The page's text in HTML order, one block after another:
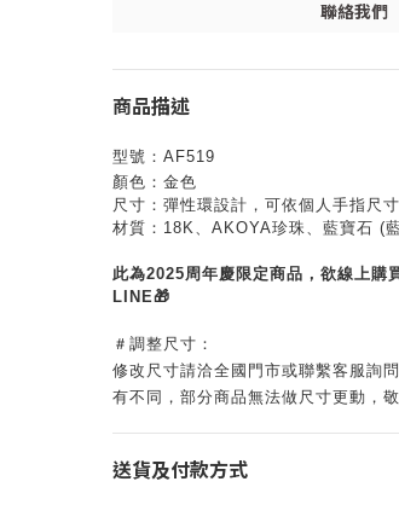
聯絡我們
商品描述
型號：AF519
顏色：金色
尺寸：彈性環設計，可依個人手指尺
材質：18K、AKOYA珍珠、藍寶石 (
此為2025周年慶限定商品，欲線上購
LINE🎁
＃調整尺寸：
修改尺寸請洽全國 門市或聯繫客服詢
有不同，部分商品無法做尺寸更動，敬
送貨及付款方式